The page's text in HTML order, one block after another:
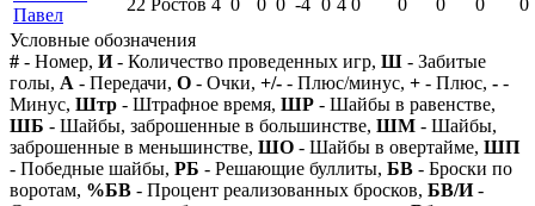
Павел
22 Ростов 4 0 0 0 -4 0 4 0 0 0 0
0
Условные обозначения
# - Номер, И- Количество проведенных игр, Ш - Забитые
голы, А - Передачи, О - Очки, +/- - Плюс/минус, + - Плюс, - -
Минус, Штр - Штрафное время, ШР - Шайбы в равенстве,
ШБ - Шайбы, заброшенные в большинстве, ШМ - Шайбы,
заброшенные в меньшинстве, ШО - Шайбы в овертайме, ШП
- Победные шайбы, РБ - Решающие буллиты, БВ - Броски по
воротам, %БВ - Процент реализованных бросков, БВ/И-